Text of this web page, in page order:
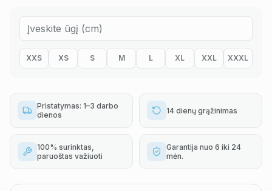
XXS XS S M L XL XXL XXXL
Pristatymas: 1–3 darbo
dienos
14 dienų grąžinimas
100% surinktas,
paruoštas važiuoti
Garantija nuo 6 iki 24
mėn.